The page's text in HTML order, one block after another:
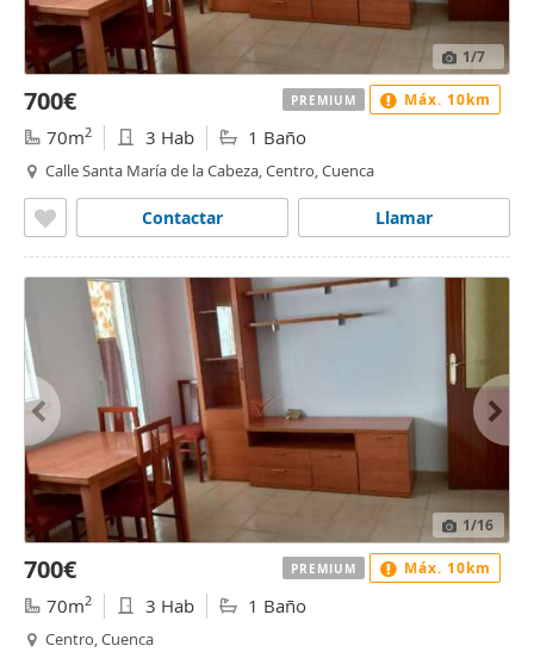
1/7
700€
70m2 3 Hab 1 Baño
Calle Santa María de la Cabeza, Centro, Cuenca
Llamar
Contactar
PREMIUM Máx. 10km
1/16
700€
70m2 3 Hab 1 Baño
Centro, Cuenca
PREMIUM Máx. 10km